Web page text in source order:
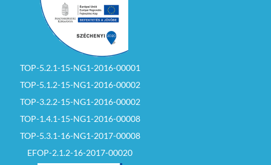
TOP-5.2.1-15-NG1-2016-00001
TOP-5.1.2-15-NG1-2016-00002
TOP-3.2.2-15-NG1-2016-00002
TOP-1.4.1-15-NG1-2016-00008
TOP-5.3.1-16-NG1-2017-00008
EFOP-2.1.2-16-2017-00020